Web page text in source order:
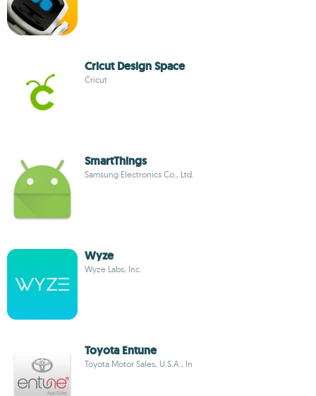
Cricut Design Space
Cricut
Smart​Things
Samsung Electronics Co., Ltd.
Wyze
Wyze Labs, Inc.
Toyota Entune
Toyota Motor Sales, U.S.A., In